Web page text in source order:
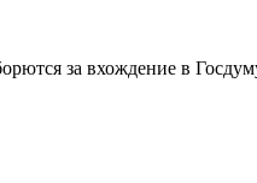
за вхождение в